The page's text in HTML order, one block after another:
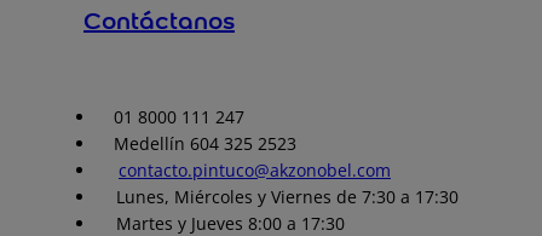
Contáctanos
01 8000 111 247
Medellín 604 325 2523
contacto.pintuco@akzonobel.com
Lunes, Miércoles y Viernes de 7:30 a 17:30
Martes y Jueves 8:00 a 17:30